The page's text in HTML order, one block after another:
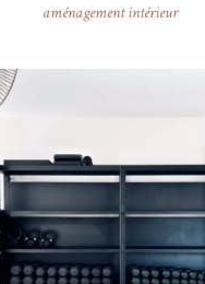
aménagement intérieur